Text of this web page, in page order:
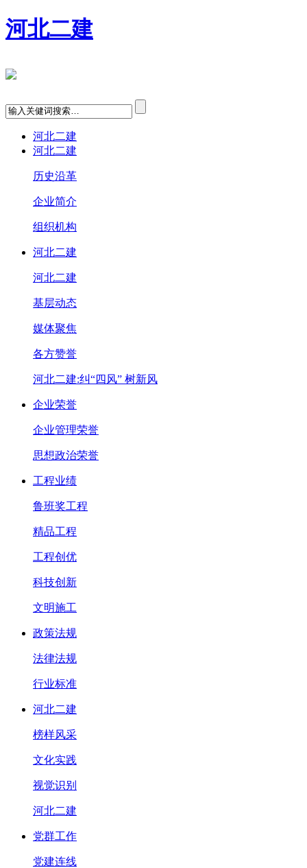
河北二建
河北二建
河北二建
历史沿革
企业简介
组织机构
河北二建
河北二建
基层动态
媒体聚焦
各方赞誉
河北二建:纠“四风” 树新风
企业荣誉
企业管理荣誉
思想政治荣誉
工程业绩
鲁班奖工程
精品工程
工程创优
科技创新
文明施工
政策法规
法律法规
行业标准
河北二建
榜样风采
文化实践
视觉识别
河北二建
党群工作
党建连线